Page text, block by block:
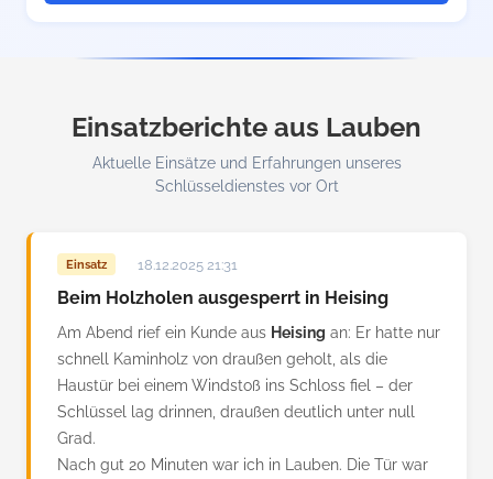
Einsatzberichte aus Lauben
Aktuelle Einsätze und Erfahrungen unseres
Schlüsseldienstes vor Ort
Einsatz 18.12.2025 21:31
Beim Holzholen ausgesperrt in Heising
Am Abend rief ein Kunde aus Heising an: Er hatte nur
schnell Kaminholz von draußen geholt, als die
Haustür bei einem Windstoß ins Schloss fiel – der
Schlüssel lag drinnen, draußen deutlich unter null
Grad.
Nach gut 20 Minuten war ich in Lauben. Die Tür war